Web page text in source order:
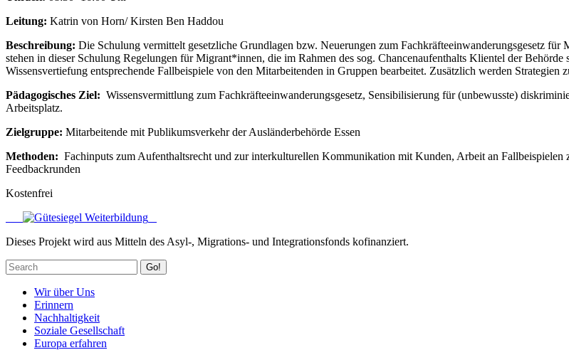
Leitung: Katrin von Horn/ Kirsten Ben Haddou
Beschreibung: Die Schulung vermittelt gesetzliche Grundlagen bzw. Neuerungen zum Fachkräfteeinwanderungsgesetz
stehen in dieser Schulung Regelungen für Migrant*innen, die im Rahmen des sog. Chancenaufenthalts Klientel der
Wissensvertiefung entsprechende Fallbeispiele von den Mitarbeitenden in Gruppen bearbeitet. Zusätzlich werden
Pädagogisches Ziel: Wissensvermittlung zum Fachkräfteeinwanderungsgesetz, Sensibilisierung für (unbewusste)
Arbeitsplatz.
Zielgruppe: Mitarbeitende mit Publikumsverkehr der Ausländerbehörde Essen
Methoden: Fachinputs zum Aufenthaltsrecht und zur interkulturellen Kommunikation mit Kunden, Arbeit an
Feedbackrunden
Kostenfrei
Dieses Projekt wird aus Mitteln des Asyl-, Migrations- und Integrationsfonds kofinanziert.
Go!
Wir über Uns
Erinnern
Nachhaltigkeit
Soziale Gesellschaft
Europa erfahren